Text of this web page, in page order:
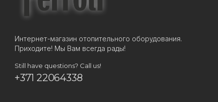
Интернет-магазин отопительного оборудования.
Приходите! Мы Вам всегда рады!
Still have questions? Call us!
+371 22064338